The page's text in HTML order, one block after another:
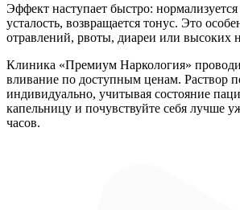
Эффект наступает быстро:
усталость, возвращается тонус. Это
отравлений, рвоты, диареи или высоких
Клиника «Премиум Наркология»
вливание по доступным ценам. Раствор
индивидуально, учитывая состояние
капельницу и почувствуйте себя лучше
часов.